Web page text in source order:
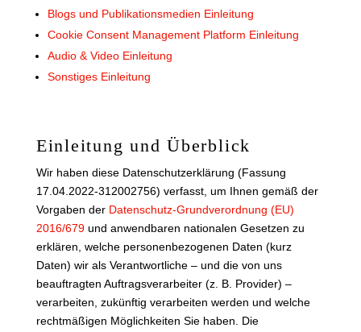
Blogs und Publikationsmedien Einleitung
Cookie Consent Management Platform Einleitung
Audio & Video Einleitung
Sonstiges Einleitung
Einleitung und Überblick
Wir haben diese Datenschutzerklärung (Fassung
17.04.2022-312002756) verfasst, um Ihnen gemäß der
Vorgaben der Datenschutz-Grundverordnung (EU)
2016/679und anwendbaren nationalen Gesetzen zu
erklären, welche personenbezogenen Daten (kurz
Daten) wir als Verantwortliche – und die von uns
beauftragten Auftragsverarbeiter (z. B. Provider) –
verarbeiten, zukünftig verarbeiten werden und welche
rechtmäßigen Möglichkeiten Sie haben. Die